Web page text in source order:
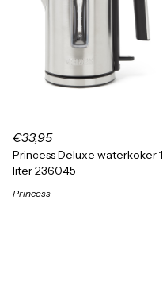
€33,95
Princess Deluxe waterkoker 1
liter 236045
Princess